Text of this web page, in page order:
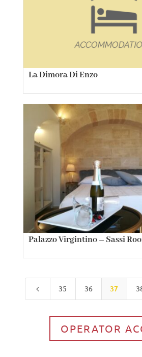
La Dimora Di Enzo
Palazzo Virgintino – Sassi
4 35 36 37
OPERATOR